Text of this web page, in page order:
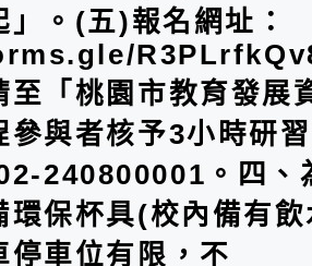
」。(五)報名網址：
至「桃園市教育發展
參與者核予3小時研
240800001。四、
環保杯具(校內備有
停車位有限，不